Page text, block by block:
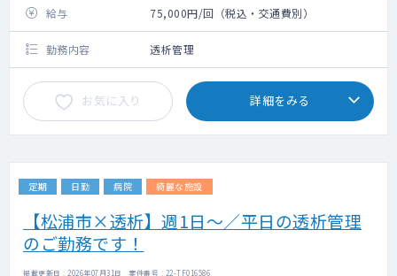
給与 75,000円/回（税込・交通費別）
勤務内容 透析管理
お気に入り 詳細をみる
定期 日勤 病院 綺麗な施設
【松浦市×透析】週1日～／平日の透析管理
のご勤務です！
掲載更新日 : 2026年07月31日 案件番号 : 22-TF016586